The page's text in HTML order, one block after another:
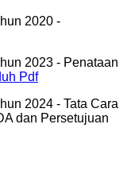
2020 -
2023 - Penataan
Pdf
2024 - Tata Cara
dan Persetujuan